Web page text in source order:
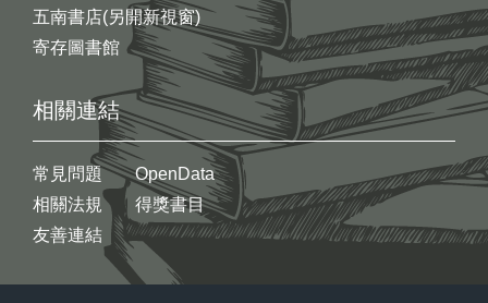
五南書店(另開新視窗)
寄存圖書館
相關連結
常見問題
相關法規
友善連結
OpenData
得獎書目